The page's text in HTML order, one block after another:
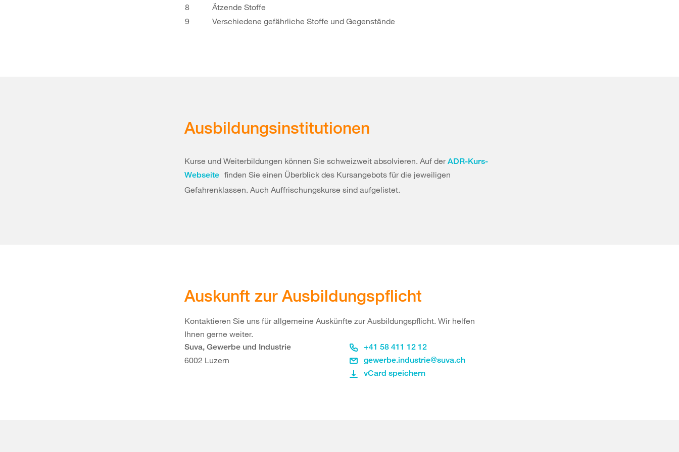
8
Ätzende Stoffe
9
Verschiedene gefährliche Stoffe und Gegenstände
Ausbildungsinstitutionen
Kurse und Weiterbildungen können Sie schweizweit absolvieren. Auf derADR-Kurs-
Webseite finden Sie einen Überblick des Kursangebots für die jeweiligen
Gefahrenklassen. Auch Auffrischungskurse sind aufgelistet.
Auskunft zur Ausbildungspflicht
Kontaktieren Sie uns für allgemeine Auskünfte zur Ausbildungspflicht. Wir helfen
Ihnen gerne weiter.
Suva, Gewerbe und Industrie
6002 Luzern
+41 58 411 12 12
gewerbe.industrie@suva.ch
vCard speichern